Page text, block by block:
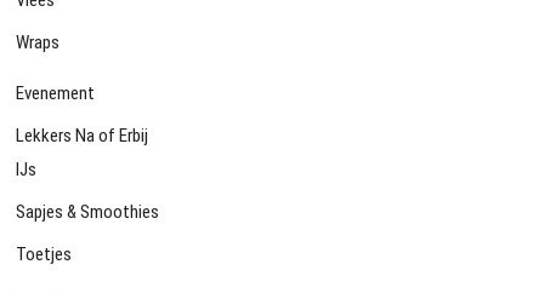
Wraps
Evenement
Lekkers Na of Erbij
IJs
Sapjes & Smoothies
Toetjes